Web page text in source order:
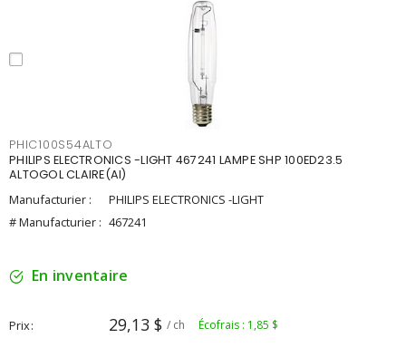
PHIC100S54ALTO
PHILIPS ELECTRONICS -LIGHT 467241 LAMPE SHP 100ED23.5
ALTOGOL CLAIRE(AI)
Manufacturier :
PHILIPS ELECTRONICS -LIGHT
# Manufacturier : 467241
En inventaire
Prix 29,13 $ / ch Écofrais : 1,85 $